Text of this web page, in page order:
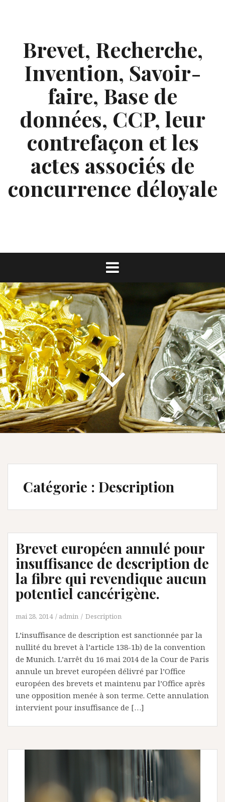
Brevet, Recherche,
Invention, Savoir-
faire, Base de
données, CCP, leur
contrefaçon et les
actes associés de
concurrence déloyale
Catégorie : Description
Brevet européen annulé pour
insuffisance de description de
la fibre qui revendique aucun
potentiel cancérigène.
mai 28, 2014 admin Description
L’insuffisance de description est sanctionnée par la
nullité du brevet à l’article 138-1b) de la convention
de Munich. L’arrêt du 16 mai 2014 de la Cour de Paris
annule un brevet européen délivré par l’Office
européen des brevets et maintenu par l’Office après
une opposition menée à son terme. Cette annulation
intervient pour insuffisance de […]